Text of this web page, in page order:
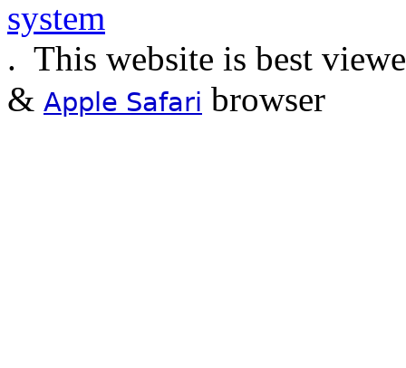
. This website is best
& Apple Safari browser